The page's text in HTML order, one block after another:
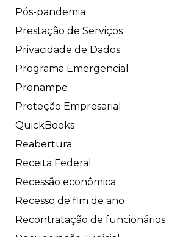
Pós-pandemia
Prestação de Serviços
Privacidade de Dados
Programa Emergencial
Pronampe
Proteção Empresarial
QuickBooks
Reabertura
Receita Federal
Recessão econômica
Recesso de fim de ano
Recontratação de funcionários